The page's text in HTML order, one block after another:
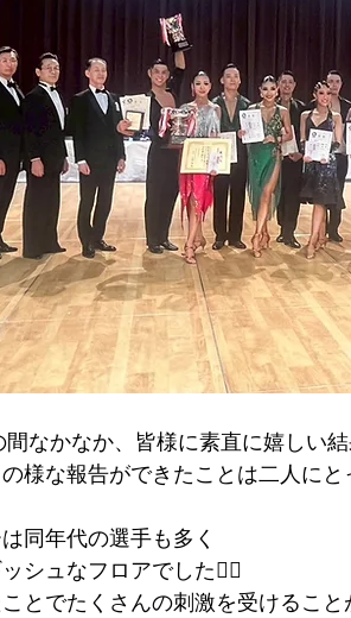
間なかなか、皆様に素直に嬉しい
様な報告ができたことは二人に
同年代の選手も多く
シュなフロアでした❤️‍🔥
とでたくさんの刺激を受けるこ